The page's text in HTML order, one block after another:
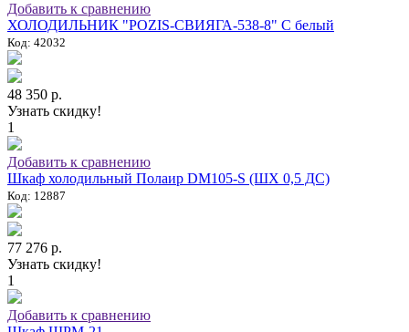
Добавить к сравнению
ХОЛОДИЛЬНИК "POZIS-СВИЯГА-538-8" C белый
Код: 42032
48 350 р.
Узнать скидку!
1
Добавить к сравнению
Шкаф холодильный Полаир DM105-S (ШХ 0,5 ДС)
Код: 12887
77 276 р.
Узнать скидку!
1
Добавить к сравнению